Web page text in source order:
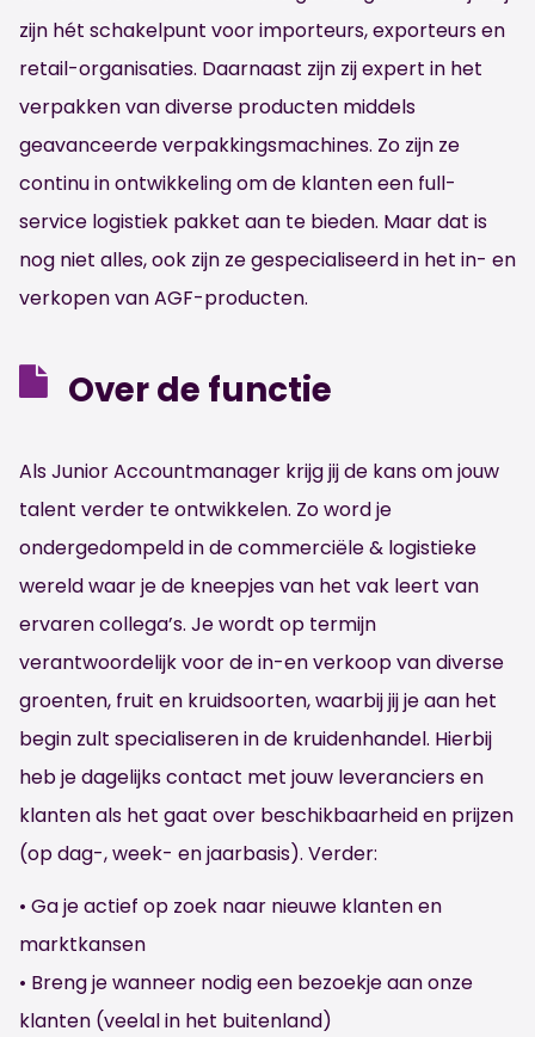
zijn hét schakelpunt voor importeurs, exporteurs en
retail-organisaties. Daarnaast zijn zij expert in het
verpakken van diverse producten middels
geavanceerde verpakkingsmachines. Zo zijn ze
continu in ontwikkeling om de klanten een full-
service logistiek pakket aan te bieden. Maar dat is
nog niet alles, ook zijn ze gespecialiseerd in het in- en
verkopen van AGF-producten.
Over de functie
Als Junior Accountmanager krijg jij de kans om jouw
talent verder te ontwikkelen. Zo word je
ondergedompeld in de commerciële & logistieke
wereld waar je de kneepjes van het vak leert van
ervaren collega’s. Je wordt op termijn
verantwoordelijk voor de in-en verkoop van diverse
groenten, fruit en kruidsoorten, waarbij jij je aan het
begin zult specialiseren in de kruidenhandel. Hierbij
heb je dagelijks contact met jouw leveranciers en
klanten als het gaat over beschikbaarheid en prijzen
(op dag-, week- en jaarbasis). Verder:
• Ga je actief op zoek naar nieuwe klanten en
marktkansen
• Breng je wanneer nodig een bezoekje aan onze
klanten (veelal in het buitenland)